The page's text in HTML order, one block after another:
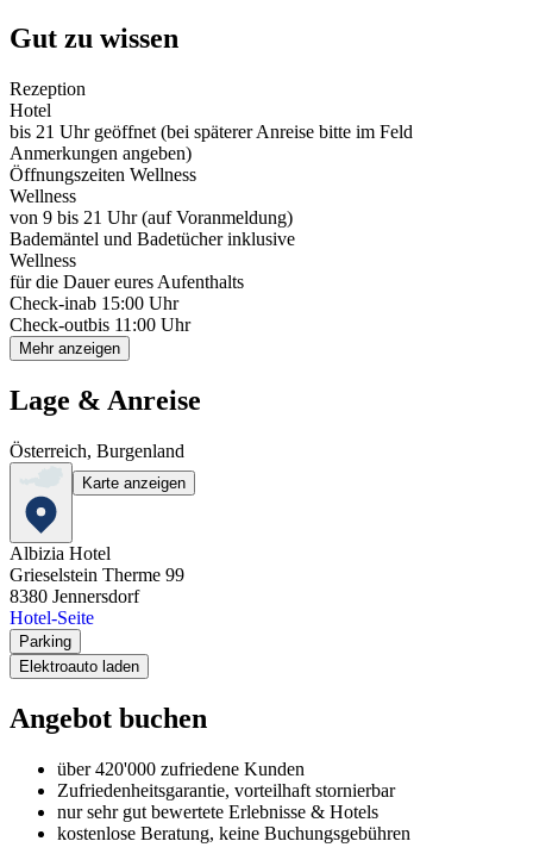
Gut zu wissen
Rezeption
Hotel
bis 21 Uhr geöffnet (bei späterer Anreise bitte im Feld
Anmerkungen angeben)
Öffnungszeiten Wellness
Wellness
von 9 bis 21 Uhr (auf Voranmeldung)
Bademäntel und Badetücher inklusive
Wellness
für die Dauer eures Aufenthalts
Check-inab 15:00 Uhr
Check-outbis 11:00 Uhr
Mehr anzeigen
Lage & Anreise
Österreich, Burgenland
Karte anzeigen
Albizia Hotel
Grieselstein Therme 99
8380 Jennersdorf
Hotel-Seite
Parking
Elektroauto laden
Angebot buchen
über 420'000 zufriedene Kunden
Zufriedenheitsgarantie, vorteilhaft stornierbar
nur sehr gut bewertete Erlebnisse & Hotels
kostenlose Beratung, keine Buchungsgebühren